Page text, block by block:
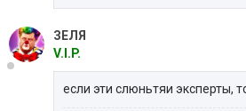
ЗЕЛЯ
V.I.P.
если эти слюньтяи эксперты,